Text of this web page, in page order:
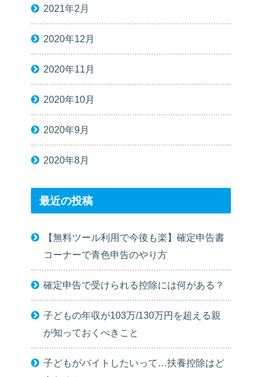
2021年2月
2020年12月
2020年11月
2020年10月
2020年9月
2020年8月
最近の投稿
【無料ツール利用で今後も楽】確定申告書
コーナーで青色申告のやり方
確定申告で受けられる控除には何がある？
子どもの年収が103万/130万円を超える親
が知っておくべきこと
子どもがバイトしたいって…扶養控除はど